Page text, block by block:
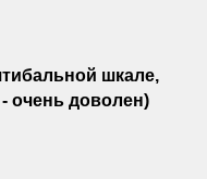
шкале,
очень доволен)